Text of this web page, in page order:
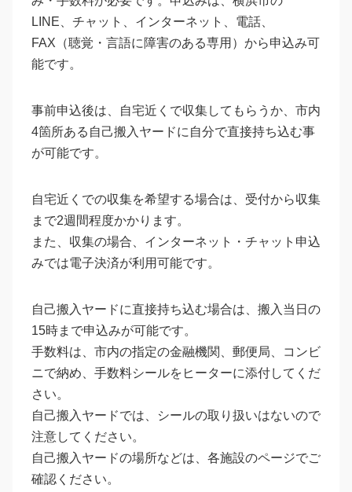
LINE、チャット、インターネット、電話、
FAX（聴覚・言語に障害のある専用）から申込み可
能です。
事前申込後は、自宅近くで収集してもらうか、市内
4箇所ある自己搬入ヤードに自分で直接持ち込む事
が可能です。
自宅近くでの収集を希望する場合は、受付から収集
まで2週間程度かかります。
また、収集の場合、インターネット・チャット申込
みでは電子決済が利用可能です。
自己搬入ヤードに直接持ち込む場合は、搬入当日の
15時まで申込みが可能です。
手数料は、市内の指定の金融機関、郵便局、コンビ
ニで納め、手数料シールをヒーターに添付してくだ
さい。
自己搬入ヤードでは、シールの取り扱いはないので
注意してください。
自己搬入ヤードの場所などは、各施設のページでご
確認ください。